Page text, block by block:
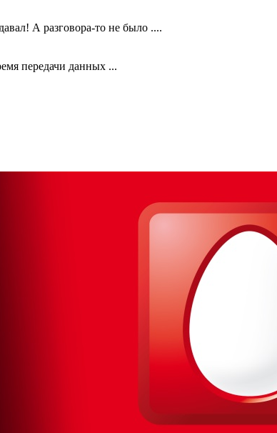
А разговора-то не было ....
передачи данных ...